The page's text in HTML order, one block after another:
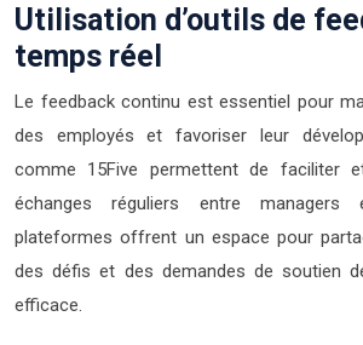
Utilisation d’outils de
temps réel
Le feedback continu est essentiel pour
des employés et favoriser leur
comme 15Five permettent de faciliter
échanges réguliers entre managers
plateformes offrent un espace pour
des défis et des demandes de soutien
efficace.